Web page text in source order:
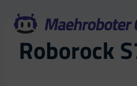
Inhalt
springenRoborock